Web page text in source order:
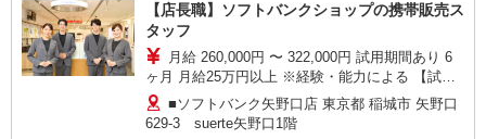
【店長職】ソフトバンクショップの携帯販売ス
タッフ
月給 260,000円 〜 322,000円 試用期間あり 6
ヶ月 月給25万円以上 ※経験・能力による 【試用
期間】月給 260000 円 〜 322000 円
■ソフトバンク矢野口店 東京都 稲城市 矢野口
629‐3 suerte矢野口1階